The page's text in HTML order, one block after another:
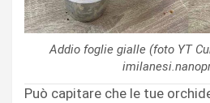
Addio foglie gialle (foto YT
Può capitare che le tue